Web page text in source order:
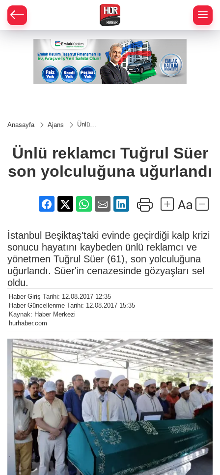
Anasayfa Ajans
Ünlü
son
yolculuğuna
Ünlü reklamcı Tuğrul Süer
son yolculuğuna uğurlandı
İstanbul Beşiktaş'taki evinde geçirdiği kalp krizi
sonucu hayatını kaybeden ünlü reklamcı ve
yönetmen Tuğrul Süer (61), son yolculuğuna
uğurlandı. Süer'in cenazesinde gözyaşları sel
oldu.
Haber Giriş Tarihi: 12.08.2017 12:35
Haber Güncellenme Tarihi: 12.08.2017 15:35
Kaynak: Haber Merkezi
hurhaber.com